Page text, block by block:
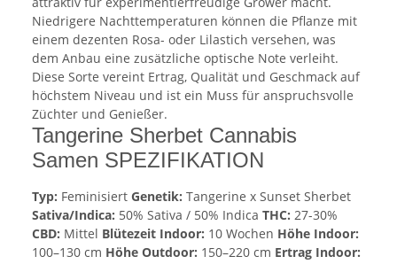
Niedrigere Nachttemperaturen können die Pflanze mit
einem dezenten Rosa- oder Lilastich versehen, was
dem Anbau eine zusätzliche optische Note verleiht.
Diese Sorte vereint Ertrag, Qualität und Geschmack auf
höchstem Niveau und ist ein Muss für anspruchsvolle
Züchter und Genießer.
Tangerine Sherbet Cannabis
Samen SPEZIFIKATION
Typ: Feminisiert Genetik: Tangerine x Sunset Sherbet
Sativa/Indica: 50% Sativa / 50% Indica THC: 27-30%
CBD: Mittel Blütezeit Indoor: 10 Wochen Höhe Indoor:
100–130 cm Höhe Outdoor: 150–220 cm Ertrag Indoor: